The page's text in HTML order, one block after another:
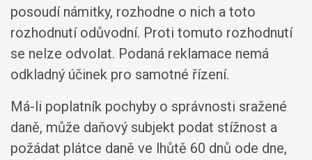
posoudí námitky, rozhodne o nich a toto
rozhodnutí odůvodní. Proti tomuto rozhodnutí
se nelze odvolat. Podaná reklamace nemá
odkladný účinek pro samotné řízení.
Má-li poplatník pochyby o správnosti sražené
daně, může daňový subjekt podat stížnost a
požádat plátce daně ve lhůtě 60 dnů ode dne,